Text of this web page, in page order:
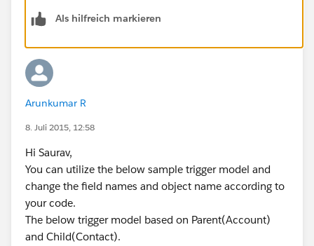
List<Account> accListToUpdate=new
     Set<Id> parentAccountId=new Set<Id>();
if (Trigger.isInsert || Trigger.isUpdate
        for(Account acc :Trigger.new){
          parentAccountId.add(acc.ParentId);
        }
    }if(Trigger.isDelete){
        for(Account acc :Trigger.old){
         if(acc.ParentId != null)
          parentAccountId.add(acc.ParentId);
Als hilfreich markieren
Arunkumar R
8. Juli 2015, 12:58
Hi Saurav,
You can utilize the below sample trigger model and
change the field names and object name according to
your code.
The below trigger model based on Parent(Account)
and Child(Contact).